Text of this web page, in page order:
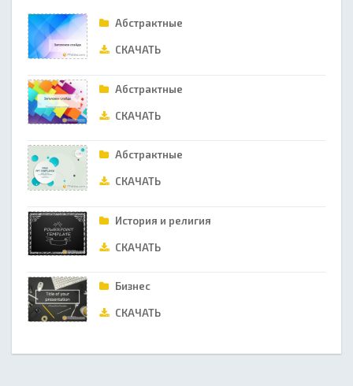
Абстрактные
СКАЧАТЬ
Абстрактные
СКАЧАТЬ
Абстрактные
СКАЧАТЬ
История и религия
СКАЧАТЬ
Бизнес
СКАЧАТЬ